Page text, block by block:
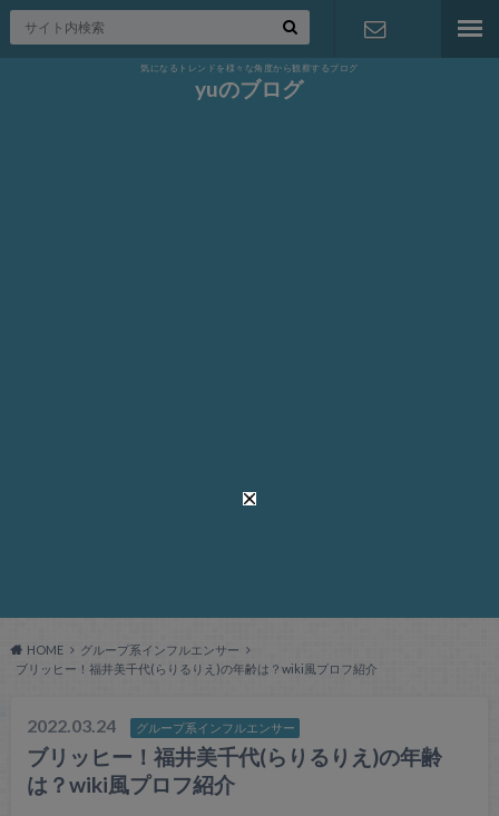
気になるトレンドを様々な角度から観察するブログ
yuのブログ
HOME
グループ系インフルエンサー
ブリッヒー！福井美千代(らりるりえ)の年齢は？wiki風プロフ紹介
2022.03.24 グループ系インフルエンサー
ブリッヒー！福井美千代(らりるりえ)の年齢
は？wiki風プロフ紹介